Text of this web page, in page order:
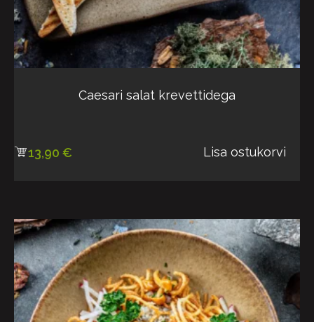
Caesari salat krevettidega
13,90 € Lisa ostukorvi